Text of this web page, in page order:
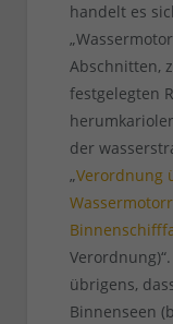
handelt es
Abschnitten,
festgelegten
der
„Verordnung
übrigens,
Binnenseen